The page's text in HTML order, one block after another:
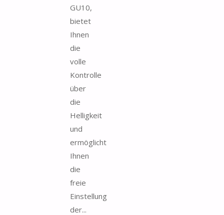
GU10,
bietet
Ihnen
die
volle
Kontrolle
über
die
Helligkeit
und
ermöglicht
Ihnen
die
freie
Einstellung
der...